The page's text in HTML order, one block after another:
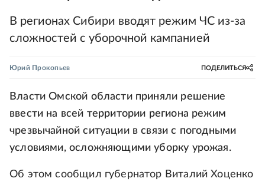
В регионах Сибири вводят режим ЧС из-за
сложностей с уборочной кампанией
Юрий Прокопьев ПОДЕЛИТЬСЯ
Власти Омской области приняли решение
ввести на всей территории региона режим
чрезвычайной ситуации в связи с погодными
условиями, осложняющими уборку урожая.
Об этом сообщил губернатор Виталий Хоценко